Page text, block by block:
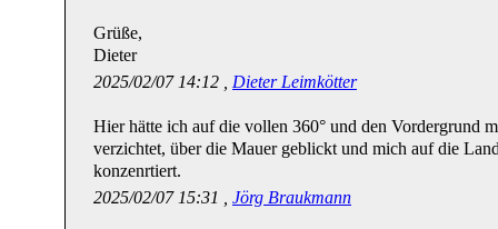
Grüße,
Dieter
2025/02/07 14:12 , Dieter Leimkötter
Hier hätte ich auf die vollen 360° und den Vordergrund
verzichtet, über die Mauer geblickt und mich auf die
konzenrtiert.
2025/02/07 15:31 , Jörg Braukmann